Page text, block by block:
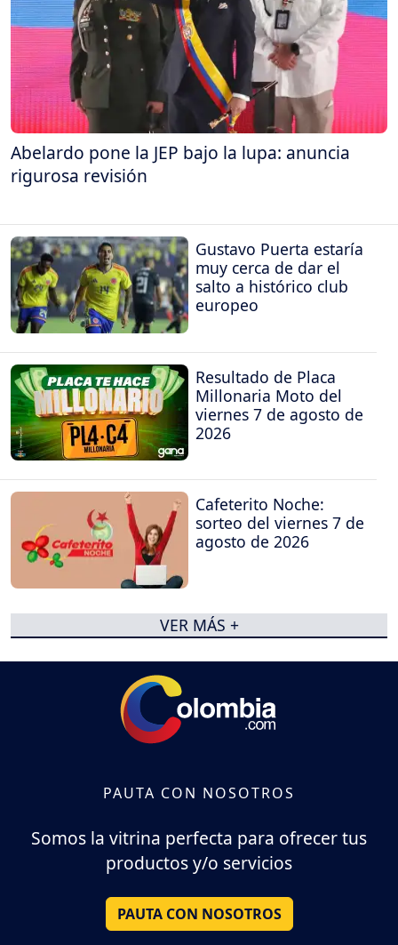
Abelardo pone la JEP bajo la lupa: anuncia
rigurosa revisión
Gustavo Puerta estaría
muy cerca de dar el
salto a histórico club
europeo
Resultado de Placa
Millonaria Moto del
viernes 7 de agosto de
2026
Cafeterito Noche:
sorteo del viernes 7 de
agosto de 2026
VER MÁS +
PAUTA CON NOSOTROS
Somos la vitrina perfecta para ofrecer tus
productos y/o servicios
PAUTA CON NOSOTROS